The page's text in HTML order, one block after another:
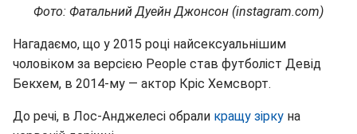
Фото: Фатальний Дуейн Джонсон (instagram.com)
Нагадаємо, що у 2015 році найсексуальнішим
чоловіком за версією People став футболіст Девід
Бекхем, в 2014-му — актор Кріс Хемсворт.
До речі, в Лос-Анджелесі обрали кращу зірку на